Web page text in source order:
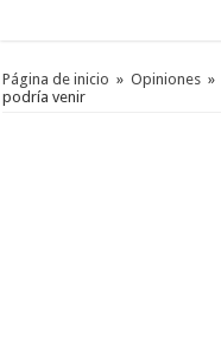
Página de inicio » Opiniones »
podría venir